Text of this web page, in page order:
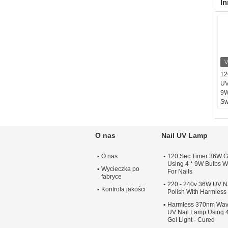
O nas
O nas
Wycieczka po
fabryce
Kontrola jakości
Nail UV Lamp
120 Sec Timer 36W
Using 4 * 9W Bulbs
For Nails
220 - 240v 36W UV
Polish With
Harmless 370nm
UV Nail Lamp Using
Gel Light - Cured